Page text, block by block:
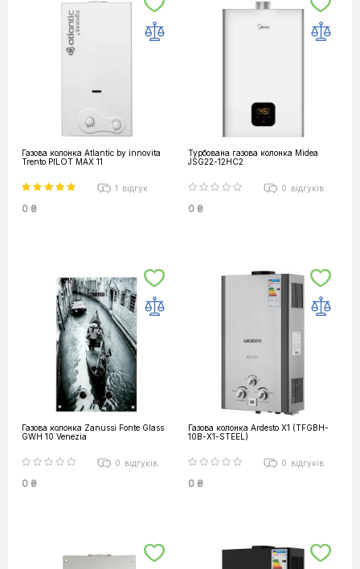
Газова колонка Atlantic by innovita
Trento PILOT MAX 11
1 відгук
0 ₴
Турбована газова колонка Midea
JSG22-12HC2
0 відгуків
0 ₴
Газова колонка Zanussi Fonte Glass
GWH 10 Venezia
0 відгуків
0 ₴
Газова колонка Ardesto X1 (TFGBH-
10B-X1-STEEL)
0 відгуків
0 ₴